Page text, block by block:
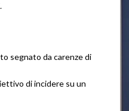
segnato da carenze di
di incidere su un